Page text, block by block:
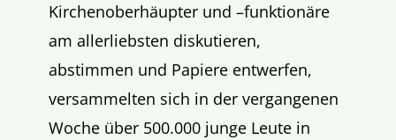
Kirchenoberhäupter und –funktionäre
am allerliebsten diskutieren,
abstimmen und Papiere entwerfen,
versammelten sich in der vergangenen
Woche über 500.000 junge Leute in